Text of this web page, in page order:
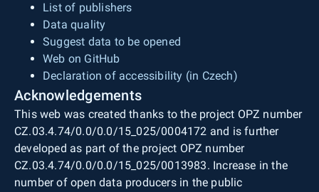
List of publishers
Data quality
Suggest data to be opened
Web on GitHub
Declaration of accessibility (in Czech)
Acknowledgements
This web was created thanks to the project OPZ number
CZ.03.4.74/0.0/0.0/15_025/0004172 and is further
developed as part of the project OPZ number
CZ.03.4.74/0.0/0.0/15_025/0013983. Increase in the
number of open data producers in the public